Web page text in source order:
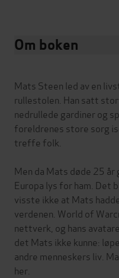
Om boken
Mats Steen led av en
rullestolen. Han satt
nedrullede gardiner og
foreldrenes store sorg
treffe folk.
Men da Mats døde 25
Europa lys for ham. Det
visste ikke at Mats
verdenen. World of
nettverk, og hans
det Mats ikke kunne:
andre menneskers liv.
her.